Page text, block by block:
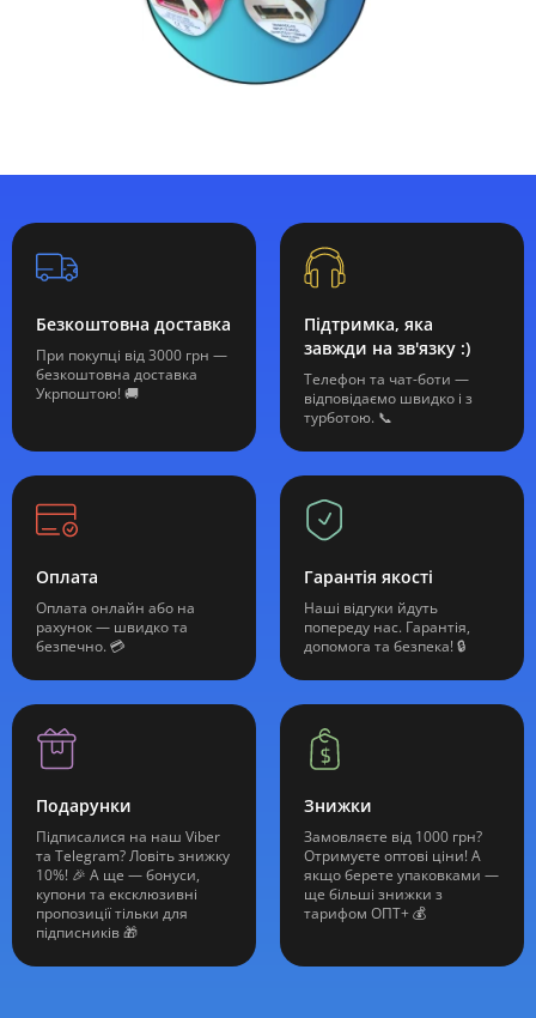
Безкоштовна доставка
При покупці від 3000 грн —
безкоштовна доставка
Укрпоштою! 🚚
Підтримка, яка
завжди на зв'язку :)
Телефон та чат-боти —
відповідаємо швидко і з
турботою. 📞
Оплата
Оплата онлайн або на
рахунок — швидко та
безпечно. 💳
Гарантія якості
Наші відгуки йдуть
попереду нас. Гарантія,
допомога та безпека! 🔒
Подарунки
Підписалися на наш Viber
та Telegram? Ловіть знижку
10%! 🎉 А ще — бонуси,
купони та ексклюзивні
пропозиції тільки для
підписників 🎁
Знижки
Замовляєте від 1000 грн?
Отримуєте оптові ціни! А
якщо берете упаковками —
ще більші знижки з
тарифом ОПТ+ 💰